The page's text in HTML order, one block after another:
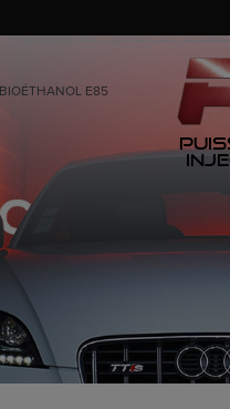
BIOÉTHANOL E85